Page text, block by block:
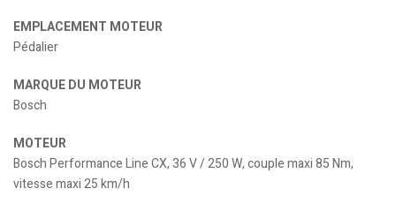
EMPLACEMENT MOTEUR
Pédalier
MARQUE DU MOTEUR
Bosch
MOTEUR
Bosch Performance Line CX, 36 V / 250 W, couple maxi 85 Nm,
vitesse maxi 25 km/h